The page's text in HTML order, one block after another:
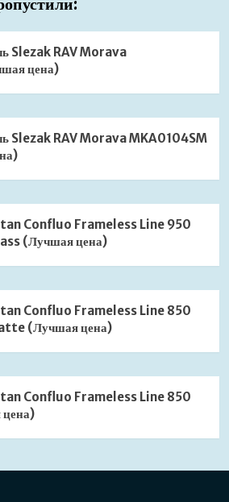
Slezak RAV Morava
цена)
Slezak RAV Morava MKA0104SM
Confluo Frameless Line 950
(Лучшая цена)
Confluo Frameless Line 850
(Лучшая цена)
Confluo Frameless Line 850